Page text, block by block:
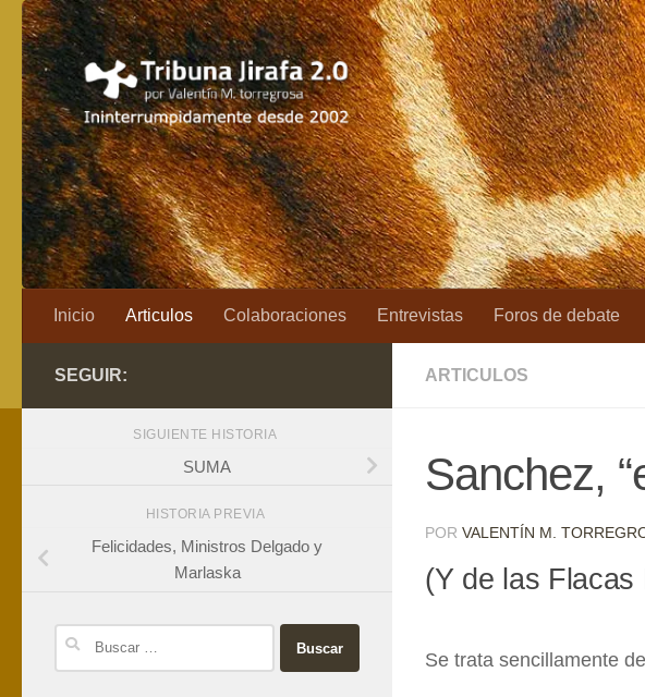
Saltar al contenido
Inicio Articulos Colaboraciones Entrevistas Foros de debate
ARTICULOS
Sanchez,
POR VALENTÍN M.
(Y de las Flacas
Se trata sencillamente
SEGUIR:
SIGUIENTE HISTORIA
SUMA
HISTORIA PREVIA
Felicidades, Ministros Delgado y
Marlaska
Buscar: